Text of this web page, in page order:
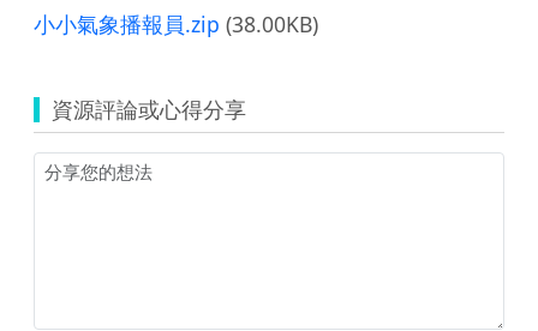
小小氣象播報員.zip (38.00KB)
資源評論或心得分享